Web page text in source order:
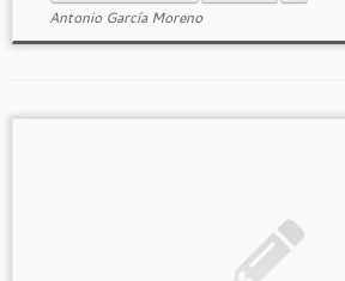
Antonio García Moreno